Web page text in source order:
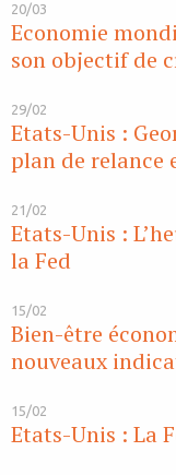
20/03
Economie
son objectif de
29/02
Etats-Unis :
plan de
21/02
Etats-Unis :
la Fed
15/02
Bien-être
nouveaux
15/02
Etats-Unis : La